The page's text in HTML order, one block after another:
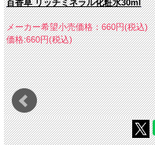
百香草 リッチミネラル化粧水30ml
メーカー希望小売価格：660円(税込)
価格:660円(税込)